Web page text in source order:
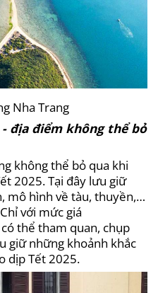
Nha Trang
địa điểm không thể bỏ
không thể bỏ qua khi
2025. Tại đây lưu giữ
mô hình về tàu, thuyền,…
với mức giá
thể tham quan, chụp
giữ những khoảnh khắc
dịp Tết 2025.